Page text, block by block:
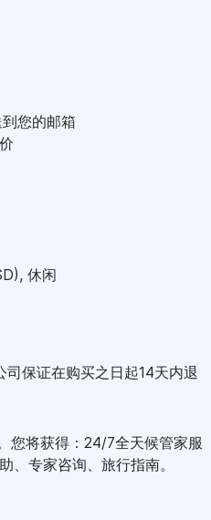
您的邮箱
), 休闲
保证在购买之日起14天内退
您将获得：24/7全天候管家服
、专家咨询、旅行指南。